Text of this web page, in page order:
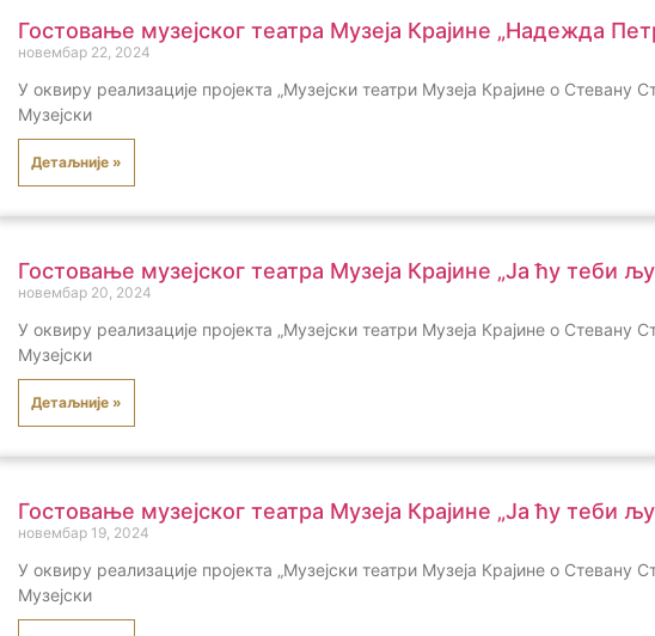
Гостовање музејског театра Музеја Крајине „Надежда
новембар 22, 2024
У оквиру реализације пројекта „Музејски театри Музеја Крајине о
Музејски
Детаљније »
Гостовање музејског театра Музеја Крајине „Ја ћу теби
новембар 20, 2024
У оквиру реализације пројекта „Музејски театри Музеја Крајине о
Музејски
Детаљније »
Гостовање музејског театра Музеја Крајине „Ја ћу теби
новембар 19, 2024
У оквиру реализације пројекта „Музејски театри Музеја Крајине о
Музејски